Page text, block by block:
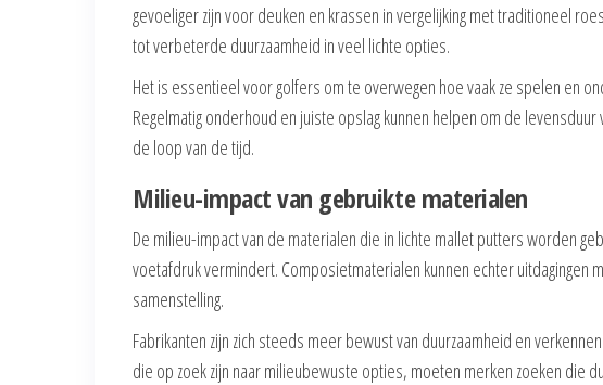
gevoeliger zijn voor deuken en krassen in vergelijking met traditioneel
tot verbeterde duurzaamheid in veel lichte opties.
Het is essentieel voor golfers om te overwegen hoe vaak ze spelen en
Regelmatig onderhoud en juiste opslag kunnen helpen om de
de loop van de tijd.
Milieu-impact van gebruikte materialen
De milieu-impact van de materialen die in lichte mallet putters worden
voetafdruk vermindert. Composietmaterialen kunnen echter uitdagingen
samenstelling.
Fabrikanten zijn zich steeds meer bewust van duurzaamheid en
die op zoek zijn naar milieubewuste opties, moeten merken zoeken die